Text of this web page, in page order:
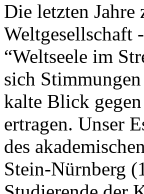
Die letzten Jahre
Weltgesellschaft
“Weltseele im
sich
kalte Blick
ertragen. Unser
des
Stein-Nürnberg